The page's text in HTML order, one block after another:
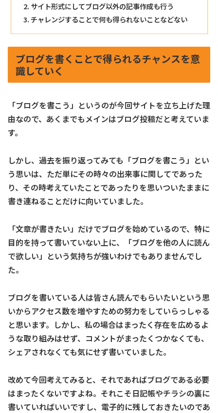
サイト形式にしてブログ以外の記事作成も行う
チャレンジすることで何も得られないことなどない
ブログを書くことで得られるチャンスを意
識していく
「ブログを書こう」というのが今回サイトを立ち上げた理
由なので、あくまでもメインはブログ投稿だと考えていま
す。
しかし、過去を振り返ってみても「ブログを書こう」とい
う思いは、ただ単にその時々の出来事に関してであった
り、その時考えていたことであったりを思いついたままに
書き連ねることだけに向いていました。
「文章が書きたい」だけでブログを始めているので、特に
目的を持って書いていない上に、「ブログを他の人に読ん
で欲しい」という気持ちが強いわけでもありませんでし
た。
ブログを書いている人は皆さん読んでもらいたいという思
いからアクセス数を増やすための努力をしていらっしゃる
と思います。しかし、私の場合はまったく存在を広めるよ
うな取り組みはせず、コメントがまったくつかなくても、
シェアされなくても気にせず書いていました。
改めて今回考えてみると、それであればブログである必要
はまったくないですよね。それこそ日記帳やチラシの裏に
書いていればいいですし、電子的に残しておきたいのであ